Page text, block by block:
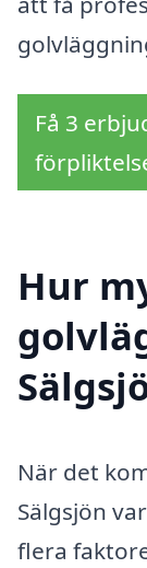
Få 3
Hur
När det
Sälgsjön
flera